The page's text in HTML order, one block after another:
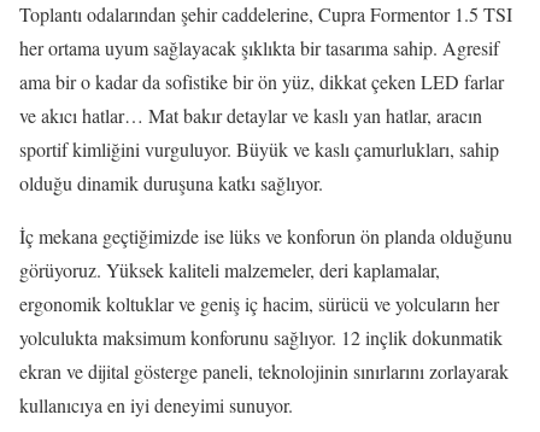
Toplantı odalarından şehir caddelerine, Cupra Formentor 1.5 TSI
her ortama uyum sağlayacak şıklıkta bir tasarıma sahip. Agresif
ama bir o kadar da sofistike bir ön yüz, dikkat çeken LED farlar
ve akıcı hatlar… Mat bakır detaylar ve kaslı yan hatlar, aracın
sportif kimliğini vurguluyor. Büyük ve kaslı çamurlukları, sahip
olduğu dinamik duruşuna katkı sağlıyor.
İç mekana geçtiğimizde ise lüks ve konforun ön planda olduğunu
görüyoruz. Yüksek kaliteli malzemeler, deri kaplamalar,
ergonomik koltuklar ve geniş iç hacim, sürücü ve yolcuların her
yolculukta maksimum konforunu sağlıyor. 12 inçlik dokunmatik
ekran ve dijital gösterge paneli, teknolojinin sınırlarını zorlayarak
kullanıcıya en iyi deneyimi sunuyor.